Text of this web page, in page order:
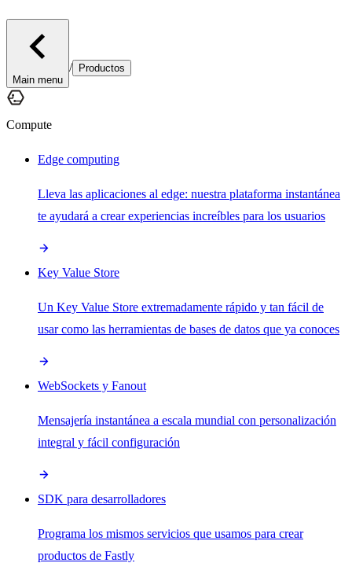
Main menu
/ Productos
Compute
Edge computing
Lleva las aplicaciones al edge: nuestra plataforma instantánea
te ayudará a crear experiencias increíbles para los usuarios
Key Value Store
Un Key Value Store extremadamente rápido y tan fácil de
usar como las herramientas de bases de datos que ya conoces
WebSockets y Fanout
Mensajería instantánea a escala mundial con personalización
integral y fácil configuración
SDK para desarrolladores
Programa los mismos servicios que usamos para crear
productos de Fastly